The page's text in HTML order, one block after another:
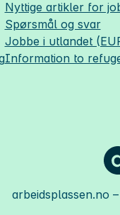
Nyttige artikler for
Spørsmål og svar
Jobbe i utlandet
Information to
arbeidsplassen.no